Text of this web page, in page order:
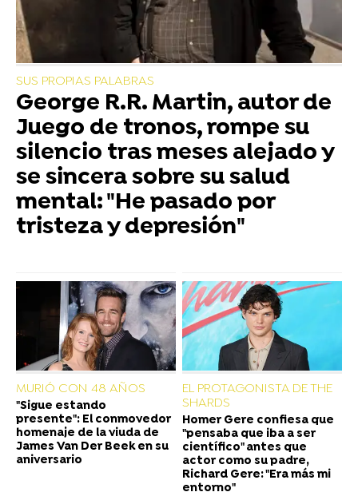
SUS PROPIAS PALABRAS
George R.R. Martin, autor de
Juego de tronos, rompe su
silencio tras meses alejado y
se sincera sobre su salud
mental: "He pasado por
tristeza y depresión"
MURIÓ CON 48 AÑOS
"Sigue estando
presente": El conmovedor
homenaje de la viuda de
James Van Der Beek en su
aniversario
EL PROTAGONISTA DE THE
SHARDS
Homer Gere confiesa que
"pensaba que iba a ser
científico" antes que
actor como su padre,
Richard Gere: "Era más mi
entorno"